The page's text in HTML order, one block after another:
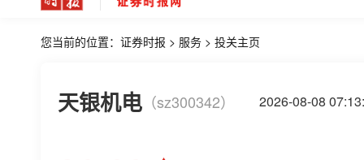
您当前的位置： 证券时报 > 服务 > 投关主页
天银机电 （sz300342） 2026-08-08